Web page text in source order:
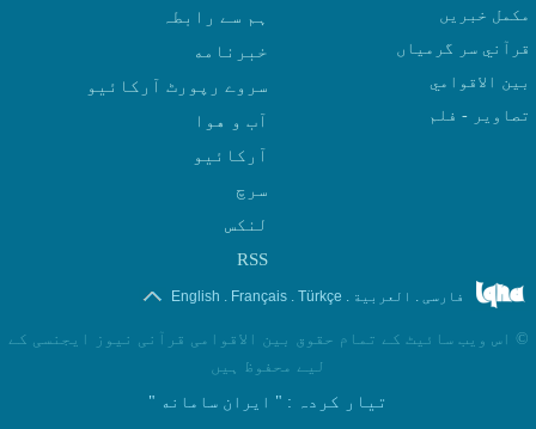
مکمل خبریں
قرآني سر گرمياں
بين الاقوامي
تصاوير - فلم
ہم سے رابطہ
سروے رپورٹ آرکائیو
آب و هوا
سرچ
لنکس
RSS
فارسی . العربیة .
Türkçe
.
Français
.
English
© اس ویب سائیٹ کے تمام حقوق بین الاقوامی قرآنی نیوز ایجنسی کے
لیے محفوظ ہیں
تیار کردہ : " ایران سامانه "